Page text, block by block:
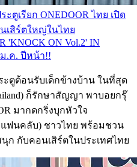
ะตูเรียก ONEDOOR ไทย เปิด
เสิร์ตใหญ่ในไทย
'KNOCK ON Vol.2' IN
ม.ค. ปีหน้า!!
ะตูต้อนรับเด็กข้างบ้าน ในที่สุด
ก็รักษาสัญญา พาบอยกรุ๊
มากดกริ่งบุกหัวใจ
แฟนคลับ) ชาวไทย พร้อมชวน
ก กับคอนเสิร์ตในประเทศไทย